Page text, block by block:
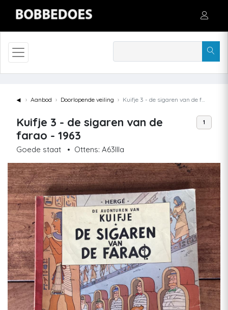
◄ Aanbod Doorlopende veiling Kuifje 3 - de sigaren van de farao - 1963
Kuifje 3 - de sigaren van de
farao - 1963
Goede staat • Ottens: A63IIIa
1